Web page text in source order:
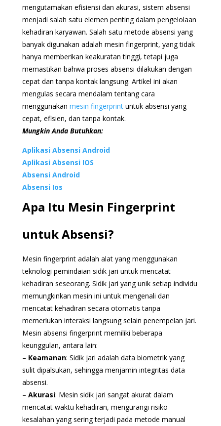
mengutamakan efisiensi dan akurasi, sistem absensi
menjadi salah satu elemen penting dalam pengelolaan
kehadiran karyawan. Salah satu metode absensi yang
banyak digunakan adalah mesin fingerprint, yang tidak
hanya memberikan keakuratan tinggi, tetapi juga
memastikan bahwa proses absensi dilakukan dengan
cepat dan tanpa kontak langsung. Artikel ini akan
mengulas secara mendalam tentang cara
menggunakan mesin fingerprintuntuk absensi yang
cepat, efisien, dan tanpa kontak.
Mungkin Anda Butuhkan:
Aplikasi Absensi Android
Aplikasi Absensi IOS
Absensi Android
Absensi Ios
Apa Itu Mesin Fingerprint
untuk Absensi?
Mesin fingerprint adalah alat yang menggunakan
teknologi pemindaian sidik jari untuk mencatat
kehadiran seseorang. Sidik jari yang unik setiap individu
memungkinkan mesin ini untuk mengenali dan
mencatat kehadiran secara otomatis tanpa
memerlukan interaksi langsung selain penempelan jari.
Mesin absensi fingerprint memiliki beberapa
keunggulan, antara lain:
– Keamanan: Sidik jari adalah data biometrik yang
sulit dipalsukan, sehingga menjamin integritas data
absensi.
– Akurasi: Mesin sidik jari sangat akurat dalam
mencatat waktu kehadiran, mengurangi risiko
kesalahan yang sering terjadi pada metode manual